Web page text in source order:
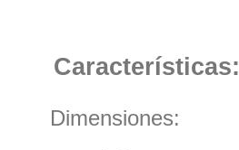
Características:
Dimensiones: